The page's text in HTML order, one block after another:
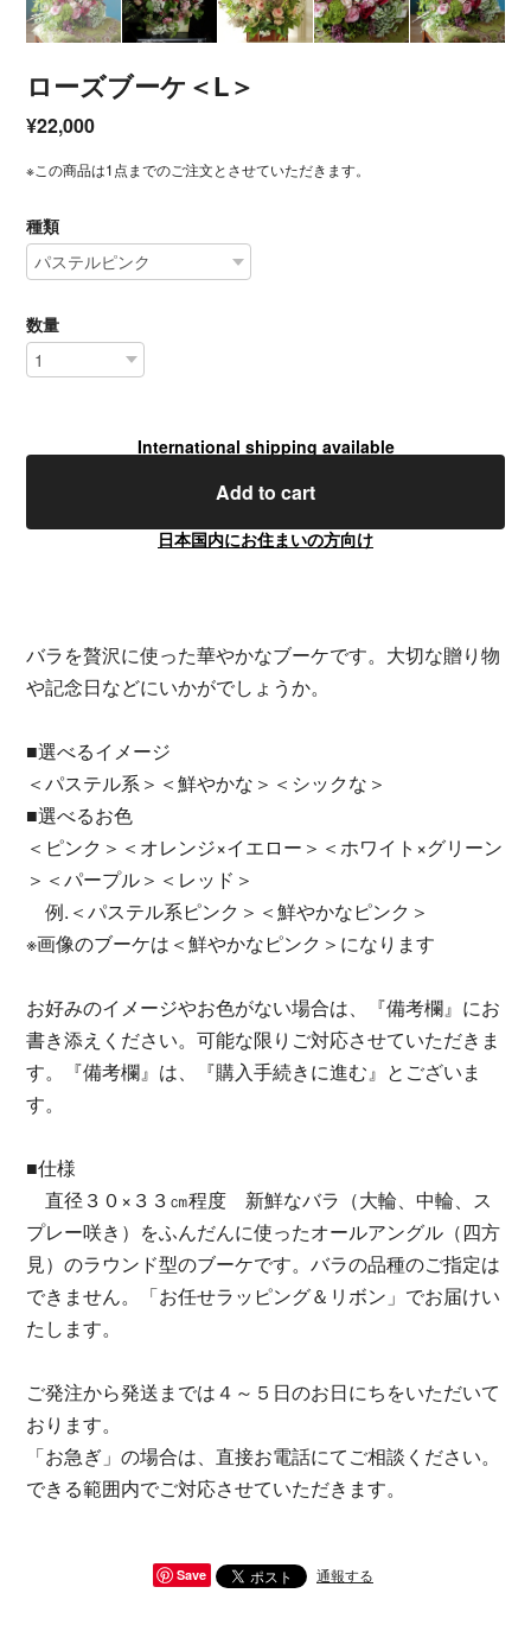
ローズブーケ＜L＞
¥22,000
※この商品は1点までのご注文とさせていただきます。
種類
数量
International shipping available
Add to cart
日本国内にお住まいの方向け
バラを贅沢に使った華やかなブーケです。大切な贈り物
や記念日などにいかがでしょうか。
■選べるイメージ
＜パステル系＞＜鮮やかな＞＜シックな＞
■選べるお色
＜ピンク＞＜オレンジ×イエロー＞＜ホワイト×グリーン
＞＜パープル＞＜レッド＞
例.＜パステル系ピンク＞＜鮮やかなピンク＞
※画像のブーケは＜鮮やかなピンク＞になります
お好みのイメージやお色がない場合は、『備考欄』にお
書き添えください。可能な限りご対応させていただきま
す。『備考欄』は、『購入手続きに進む』とございま
す。
■仕様
直径３０×３３㎝程度 新鮮なバラ（大輪、中輪、ス
プレー咲き）をふんだんに使ったオールアングル（四方
見）のラウンド型のブーケです。バラの品種のご指定は
できません。「お任せラッピング＆リボン」でお届けい
たします。
ご発注から発送までは４～５日のお日にちをいただいて
おります。
「お急ぎ」の場合は、直接お電話にてご相談ください。
できる範囲内でご対応させていただきます。
Save 通報する